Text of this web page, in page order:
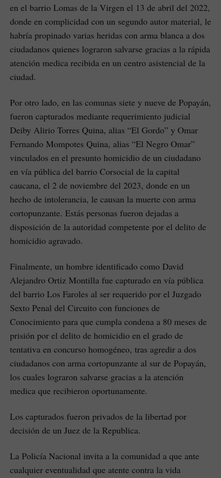
en el barrio Lomas de la Virgen el 13 de abril del 2022,
donde en complicidad con un segundo autor material, le
habría propinado varias heridas con arma blanca a dos
ciudadanos quienes lograron salvarse gracias a la rápida
atención medica recibida en un centro asistencial de la
ciudad.
Por otro lado, en las comunas siete y nueve de Popayán,
fueron capturados mediante requerimiento judicial
Deiby Alirio Torres Quina, alias “El Gordo” y Omar
Fernando Mompotes Quina, alias “El Negro Omar”
vinculados en el presunto homicidio de un ciudadano
en vía pública del barrio Corsocial de la capital
caucana, el 2 de noviembre del 2023, donde en un
hecho de intolerancia, le causan la muerte con arma
cortopunzante. Estás personas fueron dejadas a
disposición de la autoridad competente por el delito de
homicidio agravado.
Finalmente, un hombre identificado como David
Alejandro Ortiz Montilla fue capturado en vía pública
del barrio Los Faroles al ser requerido por el Juzgado
Sexto Penal del Circuito con funciones de
Conocimiento para que cumpla condena a 80 meses de
prisión por el delito de homicidio en el grado de
tentativa en concurso homogéneo, tras agredir a dos
ciudadanos con arma cortopunzante al sur de Popayán,
los cuales lograron salvarse gracias a la atención
medica que recibieron oportunamente.
Los capturados fueron privados de la libertad por
decisión de un Juez de la Republica.
La Policía Nacional invita a la comunidad a que ante
cualquier eventualidad que atente contra la vida